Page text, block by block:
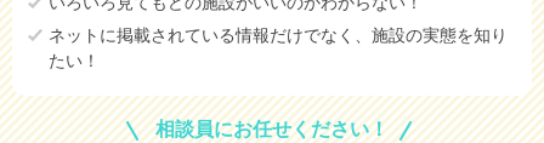
ネットに掲載されている情報だけでなく、施設の実態を知り
たい！
相談員にお任せください！